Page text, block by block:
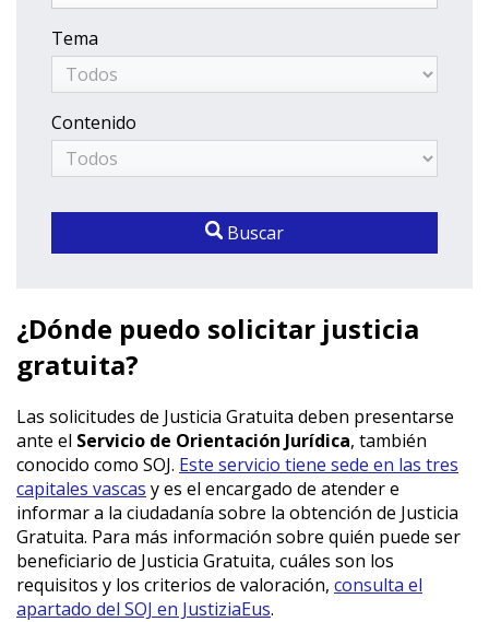
Tema
Contenido
Buscar
¿Dónde puedo solicitar justicia
gratuita?
Las solicitudes de Justicia Gratuita deben presentarse
ante el Servicio de Orientación Jurídica, también
conocido como SOJ. Este servicio tiene sede en las tres
capitales vascas y es el encargado de atender e
informar a la ciudadanía sobre la obtención de Justicia
Gratuita. Para más información sobre quién puede ser
beneficiario de Justicia Gratuita, cuáles son los
requisitos y los criterios de valoración, consulta el
apartado del SOJ en JustiziaEus.